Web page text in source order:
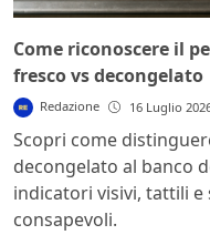
Come riconoscere il
fresco vs decongelato
Redazione 16 Luglio
Scopri come
decongelato al banco
indicatori visivi, tattili e
consapevoli.